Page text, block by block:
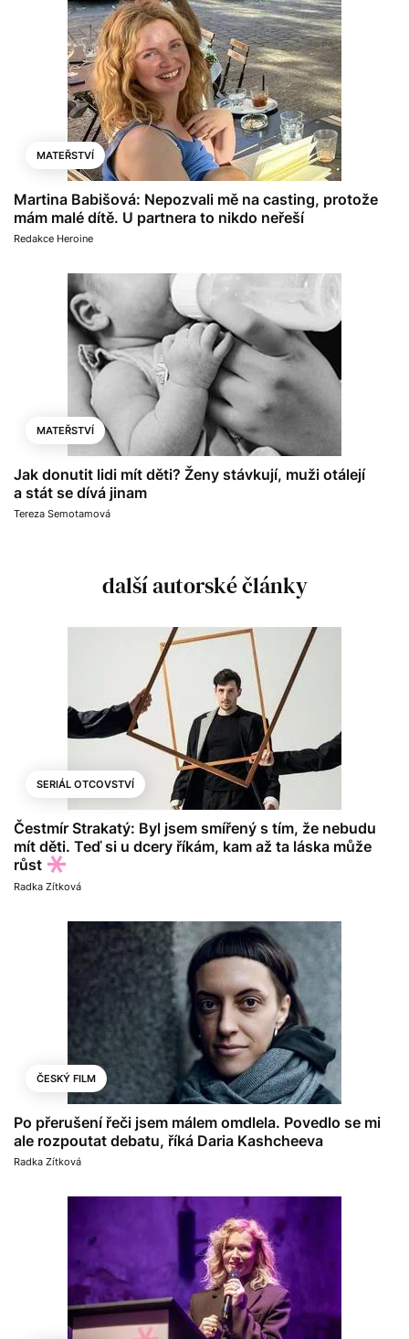
MATEŘSTVÍ
Martina Babišová: Nepozvali mě na casting, protože
mám malé dítě. U partnera to nikdo neřeší
Redakce Heroine
MATEŘSTVÍ
Jak donutit lidi mít děti? Ženy stávkují, muži otálejí
a stát se dívá jinam
Tereza Semotamová
další autorské články
SERIÁL OTCOVSTVÍ
Čestmír Strakatý: Byl jsem smířený s tím, že nebudu
mít děti. Teď si u dcery říkám, kam až ta láska může
růst
Radka Zítková
ČESKÝ FILM
Po přerušení řeči jsem málem omdlela. Povedlo se mi
ale rozpoutat debatu, říká Daria Kashcheeva
Radka Zítková